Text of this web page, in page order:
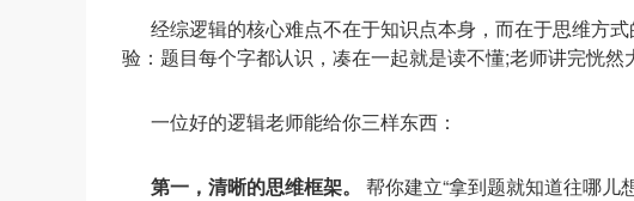
经综逻辑的核心难点不在于知识点本身，而在于思维方
验：题目每个字都认识，凑在一起就是读不懂;老师讲完恍然
一位好的逻辑老师能给你三样东西：
第一，清晰的思维框架。 帮你建立“拿到题就知道往哪儿